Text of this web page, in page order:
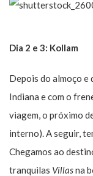
Dia 2 e 3: Kollam
Depois do almoço
Indiana e com o
viagem, o próximo
interno). A seguir,
Chegamos ao
tranquilas Villasna